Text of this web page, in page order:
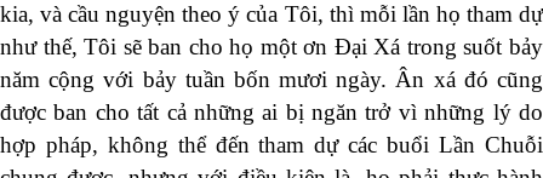
kia, và cầu nguyện theo ý của Tôi, thì mỗi lần họ tham dự
như thế, Tôi sẽ ban cho họ một ơn Đại Xá trong suốt bảy
năm cộng với bảy tuần bốn mươi ngày. Ân xá đó cũng
được ban cho tất cả những ai bị ngăn trở vì những lý do
hợp pháp, không thể đến tham dự các buổi Lần Chuỗi